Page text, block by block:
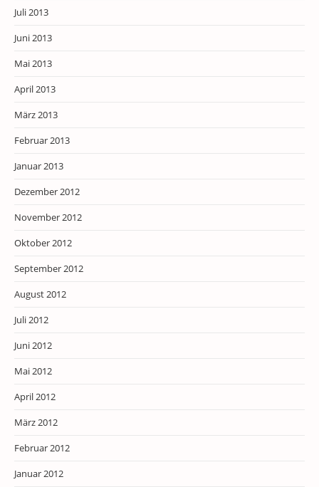
Juli 2013
Juni 2013
Mai 2013
April 2013
März 2013
Februar 2013
Januar 2013
Dezember 2012
November 2012
Oktober 2012
September 2012
August 2012
Juli 2012
Juni 2012
Mai 2012
April 2012
März 2012
Februar 2012
Januar 2012